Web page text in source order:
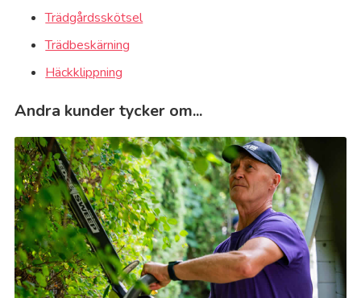
Trädgårdsskötsel
Trädbeskärning
Häckklippning
Andra kunder tycker om...